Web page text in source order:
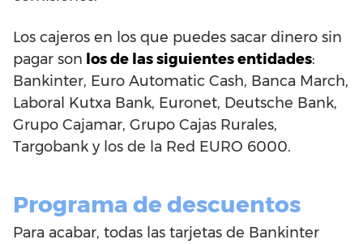
Los cajeros en los que puedes sacar dinero sin
pagar son los de las siguientes entidades:
Bankinter, Euro Automatic Cash, Banca March,
Laboral Kutxa Bank, Euronet, Deutsche Bank,
Grupo Cajamar, Grupo Cajas Rurales,
Targobank y los de la Red EURO 6000.
Programa de descuentos
Para acabar, todas las tarjetas de Bankinter